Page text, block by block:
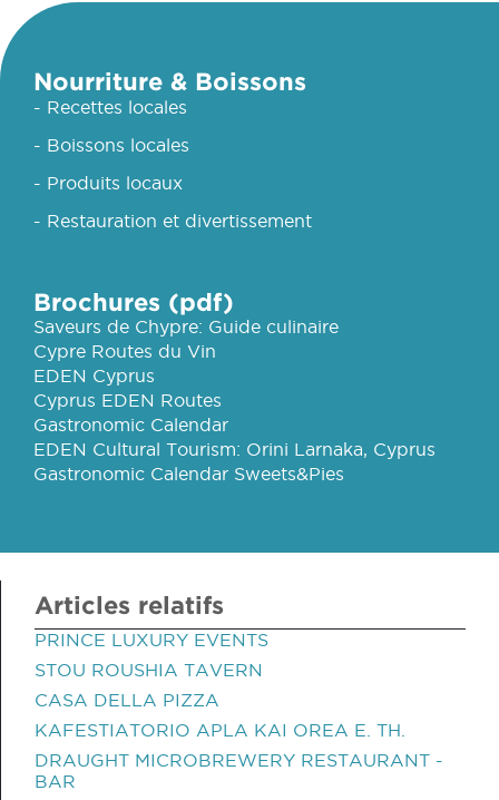
Nourriture & Boissons
- Recettes locales
- Boissons locales
- Produits locaux
- Restauration et divertissement
Brochures (pdf)
Saveurs de Chypre: Guide culinaire
Cypre Routes du Vin
EDEN Cyprus
Cyprus EDEN Routes
Gastronomic Calendar
EDEN Cultural Tourism: Orini Larnaka, Cyprus
Gastronomic Calendar Sweets&Pies
Articles relatifs
PRINCE LUXURY EVENTS
STOU ROUSHIA TAVERN
CASA DELLA PIZZA
KAFESTIATORIO APLA KAI OREA E. TH.
DRAUGHT MICROBREWERY RESTAURANT -
BAR